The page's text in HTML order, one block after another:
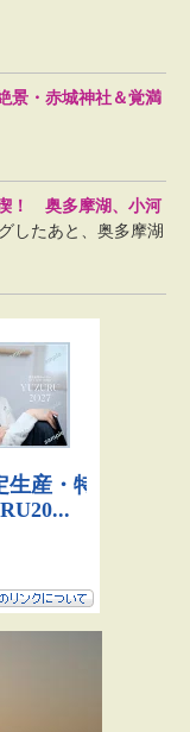
景・赤城神社＆覚満
！ 奥多摩湖、小河
したあと、奥多摩湖